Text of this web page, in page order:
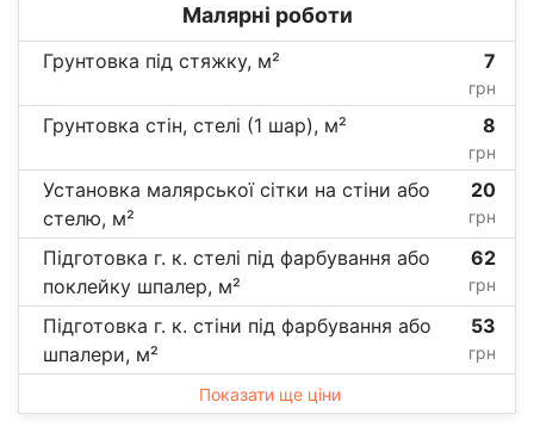
Малярні роботи
Грунтовка під стяжку, м² 7
грн
Грунтовка стін, стелі (1 шар), м² 8
грн
Установка малярської сітки на стіни або
стелю, м²
20
грн
Підготовка г. к. стелі під фарбування або
поклейку шпалер, м²
62
грн
Підготовка г. к. стіни під фарбування або
шпалери, м²
53
грн
Показати ще ціни